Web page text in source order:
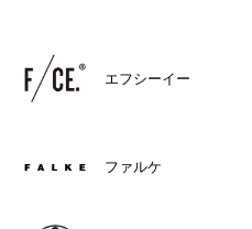
エフシーイー
ファルケ